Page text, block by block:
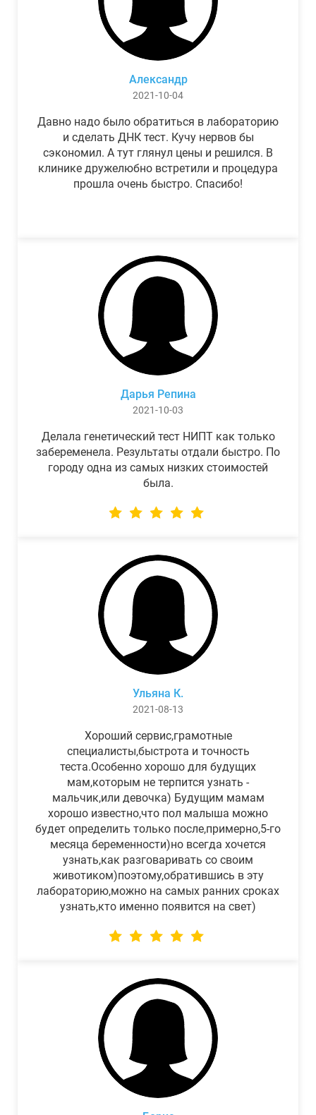
Александр
2021-10-04
Давно надо было обратиться в лабораторию
и сделать ДНК тест. Кучу нервов бы
сэкономил. А тут глянул цены и решился. В
клинике дружелюбно встретили и процедура
прошла очень быстро. Спасибо!
Дарья Репина
2021-10-03
Делала генетический тест НИПТ как только
забеременела. Результаты отдали быстро. По
городу одна из самых низких стоимостей
была.
Ульяна К.
2021-08-13
Хороший сервис,грамотные
специалисты,быстрота и точность
теста.Особенно хорошо для будущих
мам,которым не терпится узнать -
мальчик,или девочка) Будущим мамам
хорошо известно,что пол малыша можно
будет определить только после,примерно,5-го
месяца беременности)но всегда хочется
узнать,как разговаривать со своим
животиком)поэтому,обратившись в эту
лабораторию,можно на самых ранних сроках
узнать,кто именно появится на свет)